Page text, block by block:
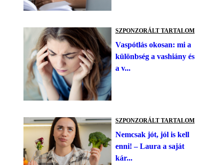
SZPONZORÁLT TARTALOM
Vaspótlás okosan: mi a
különbség a vashiány és
a v...
SZPONZORÁLT TARTALOM
Nemcsak jót, jól is kell
enni! – Laura a saját
kár...